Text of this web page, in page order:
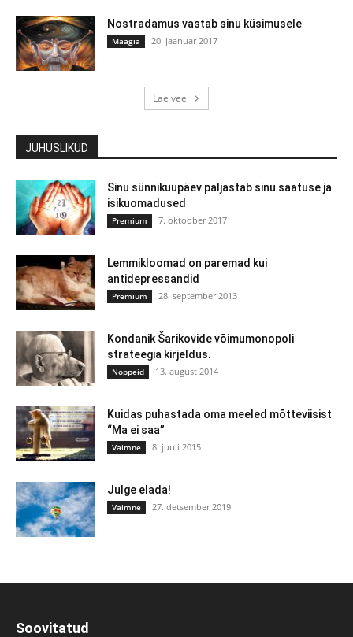
Nostradamus vastab sinu küsimusele
Maagia 20. jaanuar 2017
Lae veel
JUHUSLIKUD
Sinu sünnikuupäev paljastab sinu saatuse ja
isikuomadused
Premium 7. oktoober 2017
Lemmikloomad on paremad kui
antidepressandid
Premium 28. september 2013
Kondanik Šarikovide võimumonopoli
strateegia kirjeldus.
Noppeid 13. august 2014
Kuidas puhastada oma meeled mõtteviisist
“Ma ei saa”
Vaimne 8. juuli 2015
Julge elada!
Vaimne 27. detsember 2019
Soovitatud